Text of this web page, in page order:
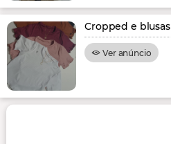
Cropped e blusas
Ver anúncio